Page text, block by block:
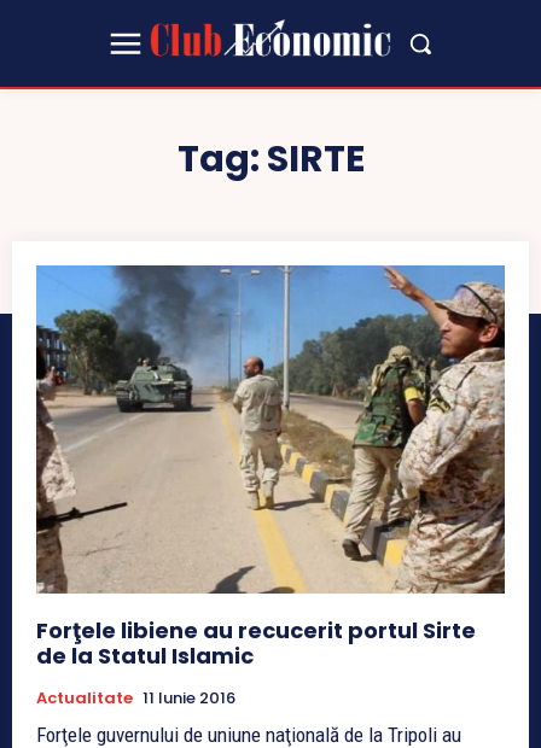
Tag:SIRTE
Forţele libiene au recucerit portul Sirte
de la Statul Islamic
Actualitate 11 Iunie 2016
Forţele guvernului de uniune naţională de la Tripoli au